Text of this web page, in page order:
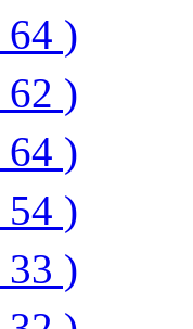
)
)
)
)
)